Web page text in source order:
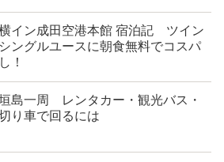
イン成田空港本館 宿泊記 ツイン
ングルユースに朝食無料でコスパ
！
島一周 レンタカー・観光バス・
り車で回るには